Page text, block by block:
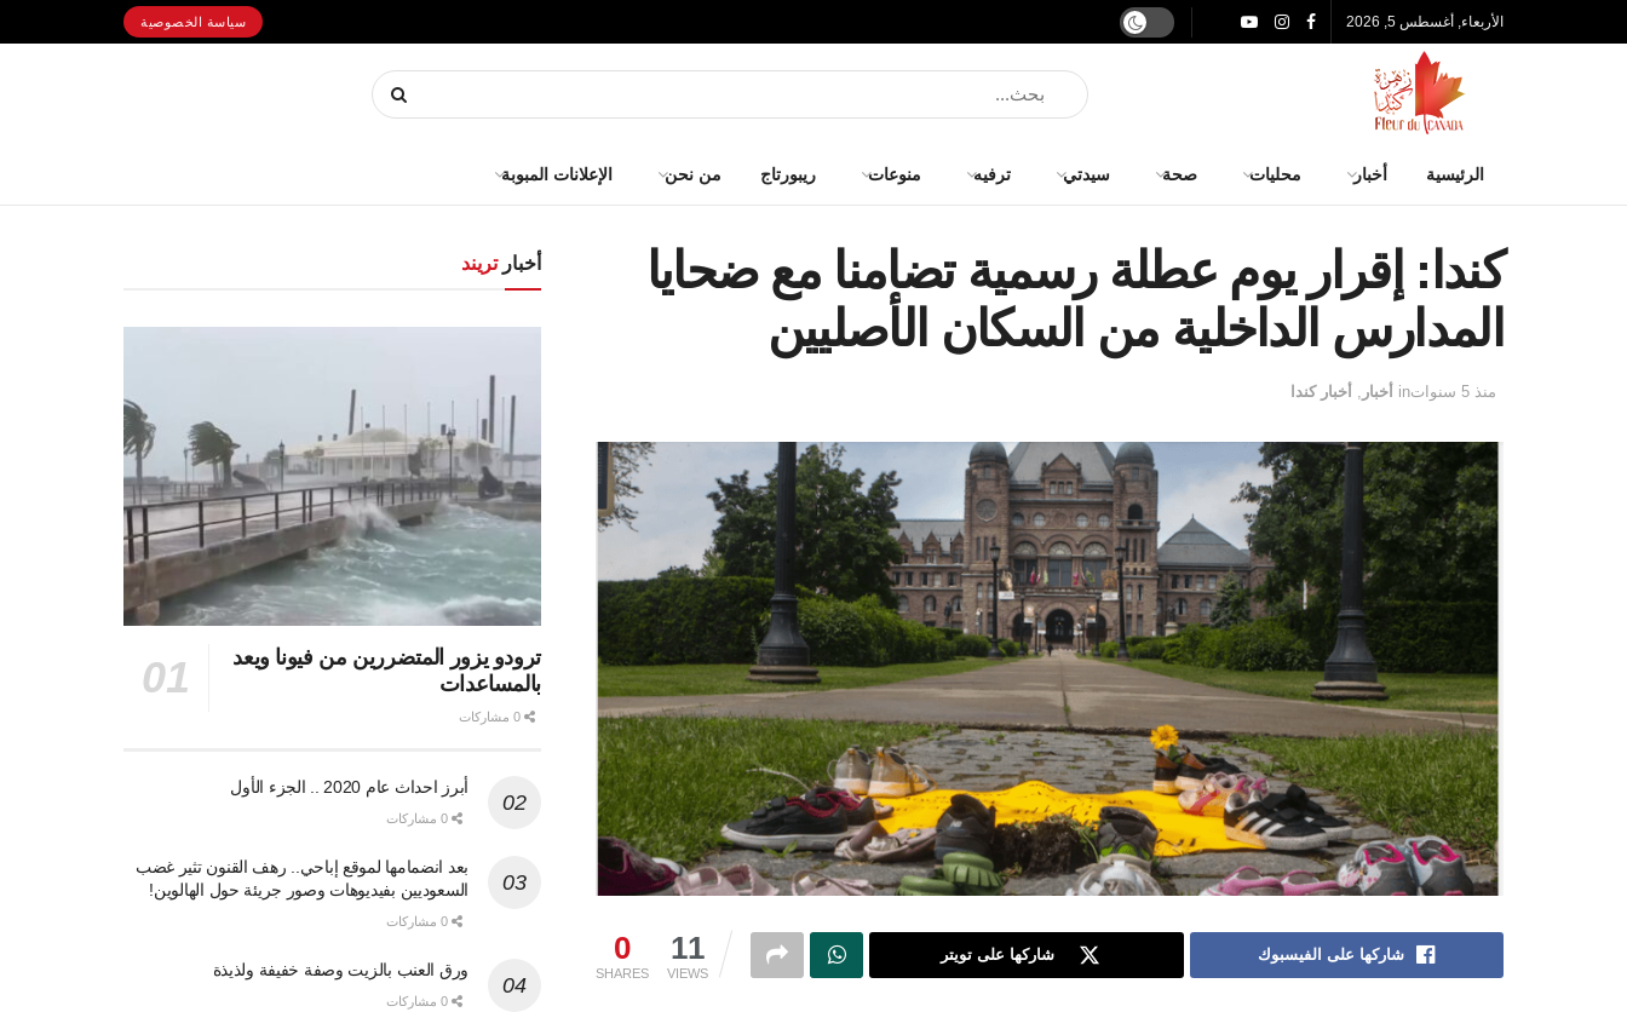
الأربعاء, أغسطس 5, 2026 سياسة الخصوصية
الرئيسية أخبار محليات صحة سيدتي ترفيه منوعات ريبورتاج من نحن الإعلانات المبوبة
كندا: إقرار يوم عطلة رسمية تضامنا مع ضحايا
المدارس الداخلية من السكان الأصليين
منذ 5 سنوات in أخبار أخبار كندا
0
SHARES
11
VIEWS
شاركها على الفيسبوك شاركها على تويتر
أخبارتريند
ترودو يزور المتضررين من فيونا ويعد
بالمساعدات
أبرز احداث عام 2020 .. الجزء الأول
بعد انضمامها لموقع إباحي.. رهف القنون تثير غضب
السعوديين بفيديوهات وصور جريئة حول الهالوين!
ورق العنب بالزيت وصفة خفيفة ولذيذة